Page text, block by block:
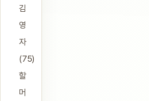
김
영
자
(75)
할
머